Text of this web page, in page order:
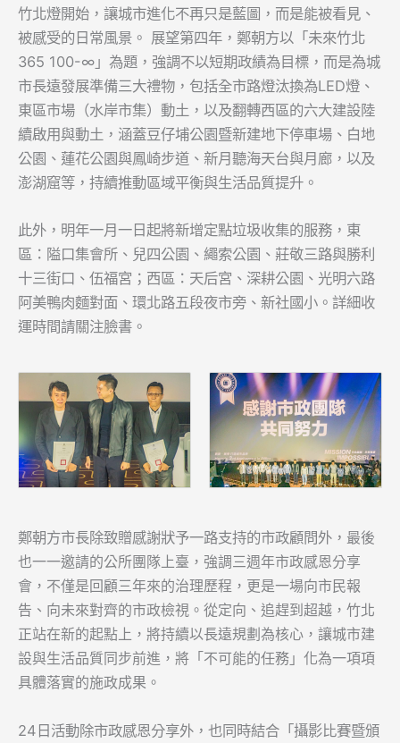
竹北燈開始，讓城市進化不再只是藍圖，而是能被看見、
被感受的日常風景。 展望第四年，鄭朝方以「未來竹北
365 100-∞」為題，強調不以短期政績為目標，而是為城
市長遠發展準備三大禮物，包括全市路燈汰換為LED燈、
東區市場（水岸市集）動土，以及翻轉西區的六大建設陸
續啟用與動土，涵蓋豆仔埔公園暨新建地下停車場、白地
公園、蓮花公園與鳳崎步道、新月聽海天台與月廊，以及
澎湖窟等，持續推動區域平衡與生活品質提升。
此外，明年一月一日起將新增定點垃圾收集的服務，東
區：隘口集會所、兒四公園、繩索公園、莊敬三路與勝利
十三街口、伍福宮；西區：天后宮、深耕公園、光明六路
阿美鴨肉麵對面、環北路五段夜市旁、新社國小。詳細收
運時間請關注臉書。
鄭朝方市長除致贈感謝狀予一路支持的市政顧問外， 最後
也一一邀請的公所團隊上臺 ，強調三週年市政感恩分享
會，不僅是回顧三年來的治理歷程，更是一場向市民報
告、向未來對齊的市政檢視。從定向、追趕到超越，竹北
正站在新的起點上，將持續以長遠規劃為核心，讓城市建
設與生活品質同步前進，將「不可能的任務」化為一項項
具體落實的施政成果。
24日活動除市政感恩分享外，也同時結合「攝影比賽暨頒